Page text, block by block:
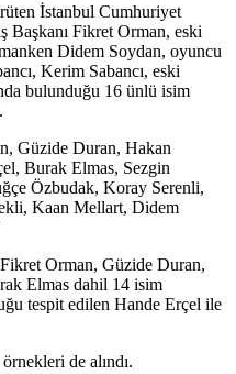
İstanbul Cumhuriyet
Başkanı Fikret Orman, eski
Didem Soydan, oyuncu
Kerim Sabancı, eski
bulunduğu 16 ünlü isim
Güzide Duran, Hakan
Burak Elmas, Sezgin
Özbudak, Koray Serenli,
Kaan Mellart, Didem
Orman, Güzide Duran,
Elmas dahil 14 isim
tespit edilen Hande Erçel ile
de alındı.